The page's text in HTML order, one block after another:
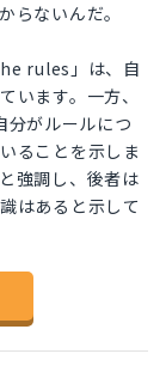
らないんだ。
rules」は、自
います。一方、
がルールにつ
ることを示しま
強調し、後者は
はあると示して